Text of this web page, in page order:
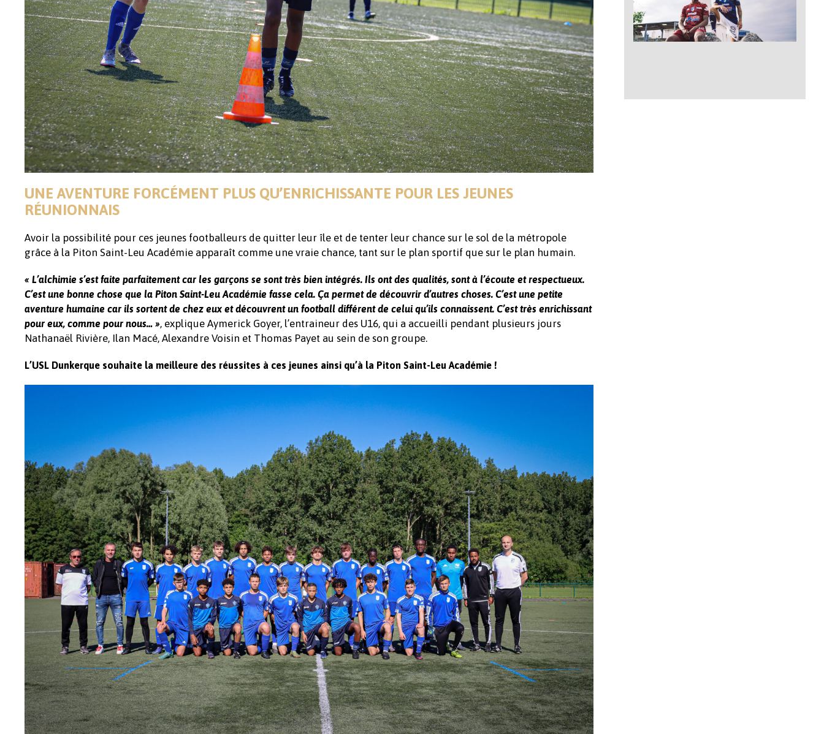
UNE AVENTURE FORCÉMENT PLUS QU’ENRICHISSANTE POUR LES JEUNES
RÉUNIONNAIS
Avoir la possibilité pour ces jeunes footballeurs de quitter leur île et de tenter leur chance sur le sol de la métropole
grâce à la Piton Saint-Leu Académie apparaît comme une vraie chance, tant sur le plan sportif que sur le plan humain.
« L’alchimie s’est faite parfaitement car les garçons se sont très bien intégrés. Ils ont des qualités, sont à l’écoute et respectueux.
C’est une bonne chose que la Piton Saint-Leu Académie fasse cela. Ça permet de découvrir d’autres choses. C’est une petite
aventure humaine car ils sortent de chez eux et découvrent un football différent de celui qu’ils connaissent. C’est très enrichissant
pour eux, comme pour nous… », explique Aymerick Goyer, l’entraineur des U16, qui a accueilli pendant plusieurs jours
Nathanaël Rivière, Ilan Macé, Alexandre Voisin et Thomas Payet au sein de son groupe.
L’USL Dunkerque souhaite la meilleure des réussites à ces jeunes ainsi qu’à la Piton Saint-Leu Académie !